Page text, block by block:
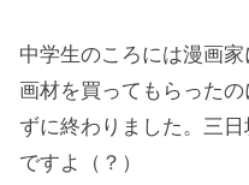
中学生のころには漫画
画材を買ってもらった
ずに終わりました。三日
ですよ（？）